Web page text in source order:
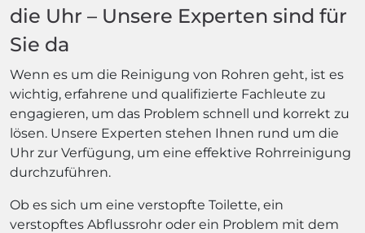
die Uhr – Unsere Experten sind für
Sie da
Wenn es um die Reinigung von Rohren geht, ist es
wichtig, erfahrene und qualifizierte Fachleute zu
engagieren, um das Problem schnell und korrekt zu
lösen. Unsere Experten stehen Ihnen rund um die
Uhr zur Verfügung, um eine effektive Rohrreinigung
durchzuführen.
Ob es sich um eine verstopfte Toilette, ein
verstopftes Abflussrohr oder ein Problem mit dem